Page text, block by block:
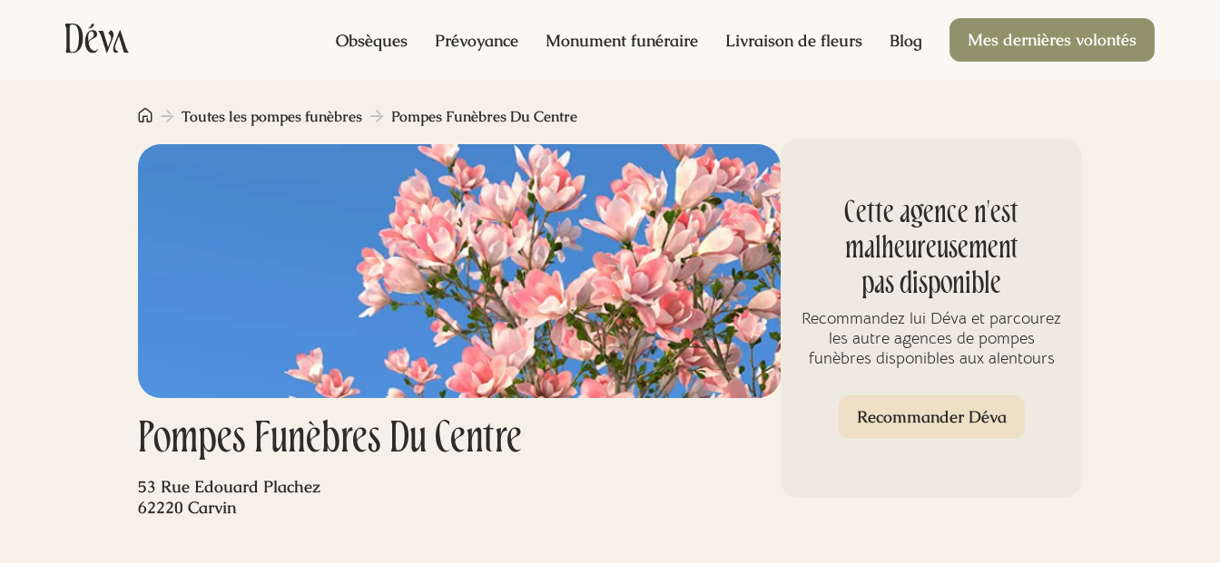
Obsèques Prévoyance Monument funéraire Livraison de fleurs Blog Mes dernières volontés
Pompes Funèbres Du Centre
Toutes les pompes funèbres Pompes Funèbres Du Centre
53 Rue Edouard Plachez
62220 Carvin
Cette agence n'est
malheureusement
pas disponible
Recommandez lui Déva et parcourez
les autre agences de pompes
funèbres disponibles aux alentours
Recommander Déva